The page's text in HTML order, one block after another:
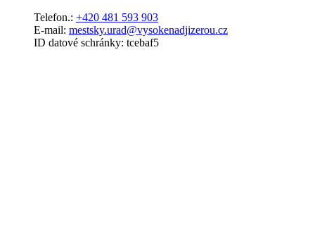
Telefon.: +420 481 593 903
E-mail: mestsky.urad@vysokenadjizerou.cz
ID datové schránky: tcebaf5